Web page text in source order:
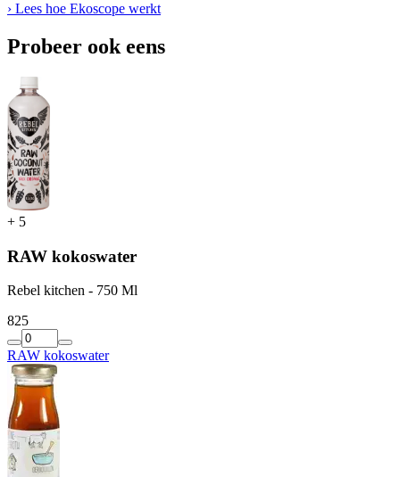
› Lees hoe Ekoscope werkt
Probeer ook eens
+ 5
RAW kokoswater
Rebel kitchen - 750 Ml
825
RAW kokoswater